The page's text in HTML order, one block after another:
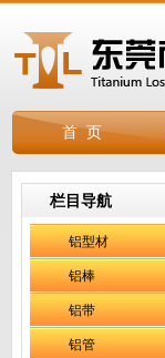
首 页
栏目导航
铝型材
铝棒
铝带
铝管